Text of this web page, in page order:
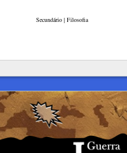
Secundário | Filosofia